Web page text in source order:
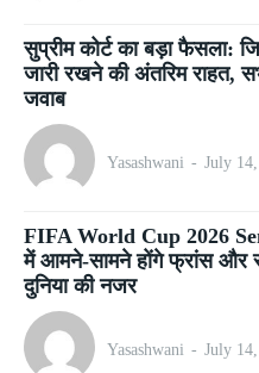
सुप्रीम कोर्ट का बड़ा फैसला:
जारी रखने की अंतरिम राहत,
जवाब
Yasashwani - July
FIFA World Cup 2026
में आमने-सामने होंगे फ्रांस और
दुनिया की नजर
Yasashwani - July